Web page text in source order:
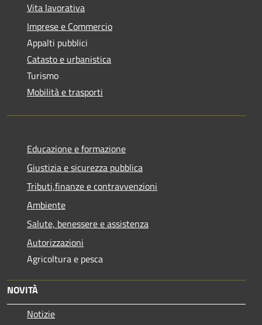
Vita lavorativa
Imprese e Commercio
Appalti pubblici
Catasto e urbanistica
Turismo
Mobilità e trasporti
Educazione e formazione
Giustizia e sicurezza pubblica
Tributi,finanze e contravvenzioni
Ambiente
Salute, benessere e assistenza
Autorizzazioni
Agricoltura e pesca
NOVITÀ
Notizie